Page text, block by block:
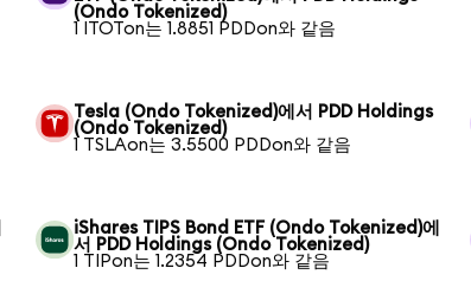
(Ondo Tokenized)
1 ITOTon는 1.8851 PDDon와 같음
Tesla (Ondo Tokenized)에서 PDD Holdings
(Ondo Tokenized)
1 TSLAon는 3.5500 PDDon와 같음
iShares TIPS Bond ETF (Ondo Tokenized)에
서 PDD Holdings (Ondo Tokenized)
1 TIPon는 1.2354 PDDon와 같음